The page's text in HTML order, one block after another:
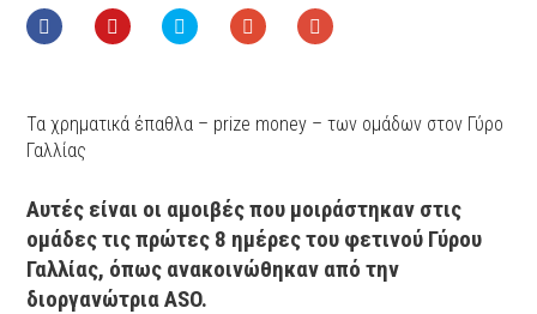
Τα χρηματικά έπαθλα – prize money – των ομάδων στον Γύρο
Γαλλίας
Αυτές είναι οι αμοιβές που μοιράστηκαν στις
ομάδες τις πρώτες 8 ημέρες του φετινού Γύρου
Γαλλίας, όπως ανακοινώθηκαν από την
διοργανώτρια ASO.